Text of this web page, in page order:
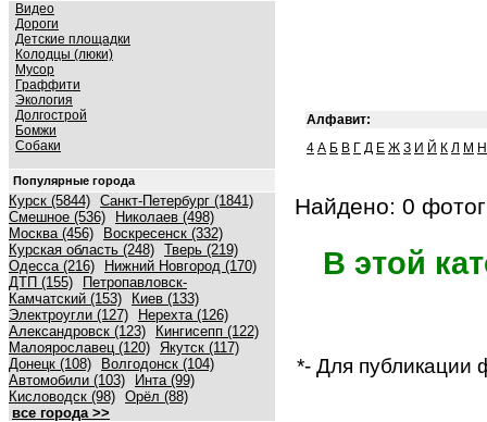
Видео
Дороги
Детские площадки
Колодцы (люки)
Мусор
Граффити
Экология
Долгострой
Бомжи
Собаки
Популярные города
Курск (5844) Санкт-Петербург (1841)
Смешное (536)
Николаев (498)
Москва (456)
Воскресенск (332)
Курская область (248) Тверь (219)
Одесса (216)
Нижний Новгород (170)
ДТП (155)
Петропавловск-
Камчатский (153)
Киев (133)
Электроугли (127)
Нерехта (126)
Александровск (123)
Кингисепп (122)
Малоярославец (120) Якутск (117)
Донецк (108)
Волгодонск (104)
Автомобили (103)
Инта (99)
Кисловодск (98) Орёл (88)
все города >>
Алфавит:
4 А Б В Г Д Е Ж З И Й К Л М Н
Найдено: 0
В этой
*- Для публикации